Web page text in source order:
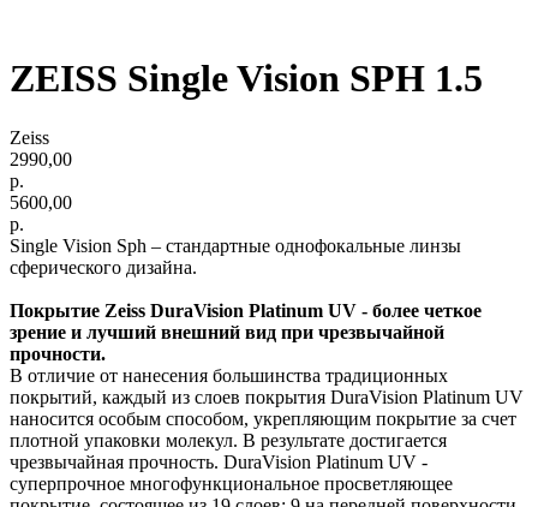
ZEISS Single Vision SPH 1.5
Zeiss
2990,00
р.
5600,00
р.
Single Vision Sph – стандартные однофокальные линзы
сферического дизайна.
Покрытие Zeiss DuraVision Platinum UV - более четкое
зрение и лучший внешний вид при чрезвычайной
прочности.
В отличие от нанесения большинства традиционных
покрытий, каждый из слоев покрытия DuraVision Platinum UV
наносится особым способом, укрепляющим покрытие за счет
плотной упаковки молекул. В результате достигается
чрезвычайная прочность. DuraVision Platinum UV -
суперпрочное многофункциональное просветляющее